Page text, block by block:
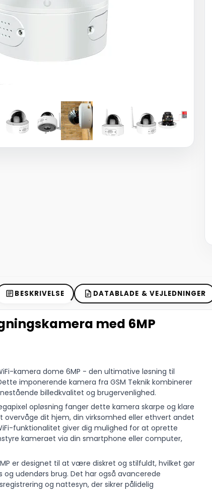
BESKRIVELSE DATABLADE & VEJLEDNINGER
med 6MP
kamera dome 6MP - den ultimative løsning til
imponerende kamera fra GSM Teknik kombinerer
billedkvalitet og brugervenlighed.
opløsning fanger dette kamera skarpe og klare
overvåge dit hjem, din virksomhed eller ethvert andet
funktionalitet giver dig mulighed for at oprette
kameraet via din smartphone eller computer,
er designet til at være diskret og stilfuldt, hvilket gør
udendørs brug. Det har også avancerede
og nattesyn, der sikrer pålidelig